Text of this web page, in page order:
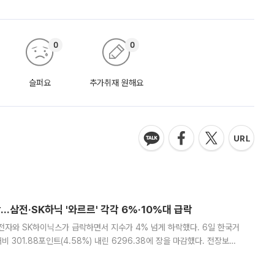
슬퍼요
0
추가취재 원해요
0
전·SK하닉 '와르르' 각각 6%·10%대 급락
자와 SK하이닉스가 급락하면서 지수가 4% 넘게 하락했다. 6일 한국거
비 301.88포인트(4.58%) 내린 6296.38에 장을 마감했다. 전장보다